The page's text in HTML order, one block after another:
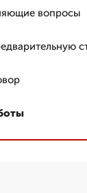
вопросы